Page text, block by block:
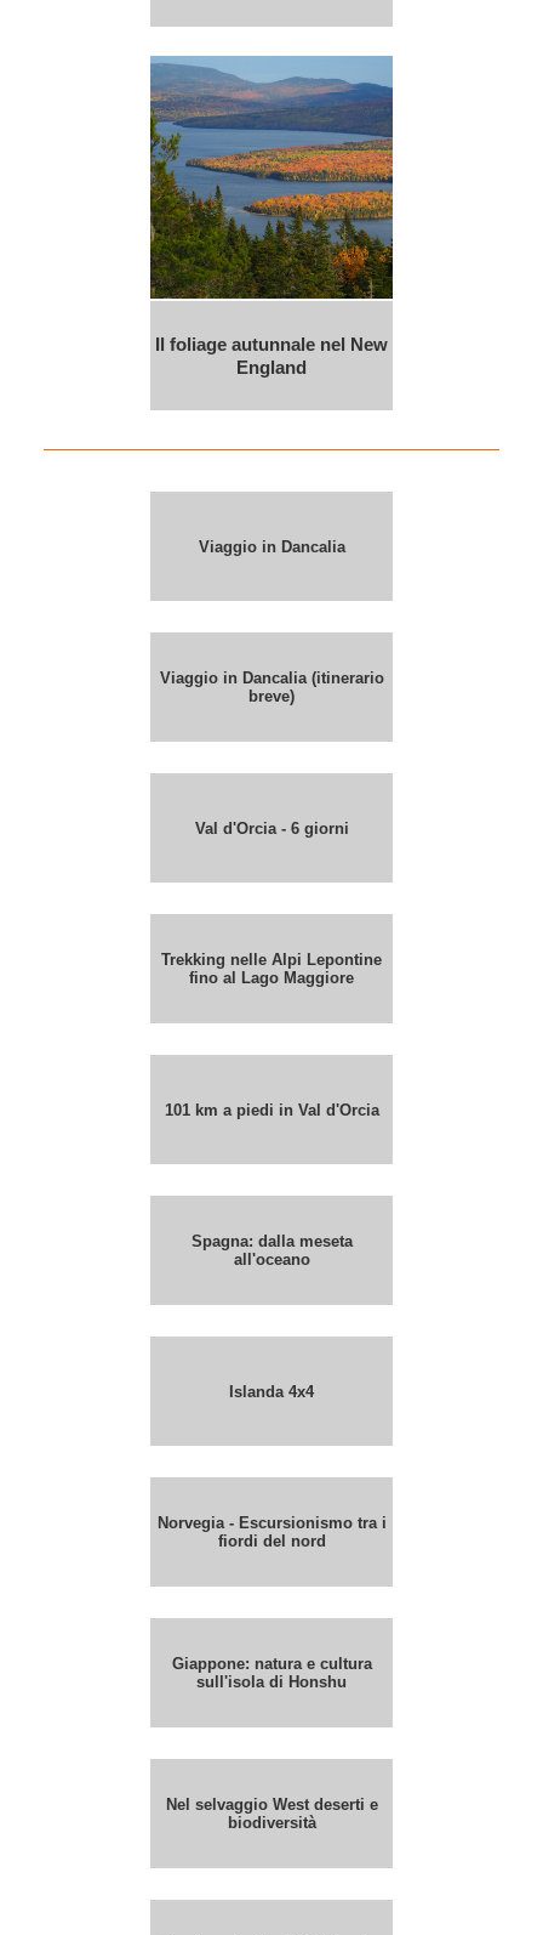
Il foliage autunnale nel New
England
Viaggio in Dancalia
Viaggio in Dancalia (itinerario
breve)
Val d'Orcia - 6 giorni
Trekking nelle Alpi Lepontine
fino al Lago Maggiore
101 km a piedi in Val d'Orcia
Spagna: dalla meseta
all'oceano
Islanda 4x4
Norvegia - Escursionismo tra i
fiordi del nord
Giappone: natura e cultura
sull'isola di Honshu
Nel selvaggio West deserti e
biodiversità